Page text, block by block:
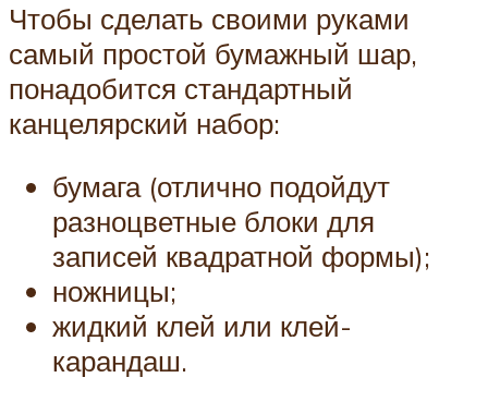
Чтобы сделать своими руками
самый простой бумажный шар,
понадобится стандартный
канцелярский набор:
бумага (отлично подойдут
разноцветные блоки для
записей квадратной формы);
ножницы;
жидкий клей или клей-
карандаш.